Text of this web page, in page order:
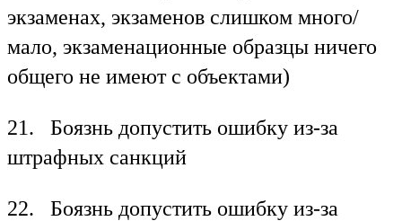
экзаменах, экзаменов слишком много/
мало, экзаменационные образцы ничего
общего не имеют с объектами)
21. Боязнь допустить ошибку из-за
штрафных санкций
22. Боязнь допустить ошибку из-за